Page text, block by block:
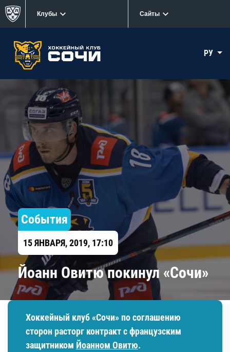
Клубы Сайты
РУ
События
15 ЯНВАРЯ, 2019, 17:10
Йоанн Овитю покинул «Сочи»
Хоккейный клуб «Сочи» по соглашению
сторон расторг контракт с французским
защитником Йоанном Овитю.